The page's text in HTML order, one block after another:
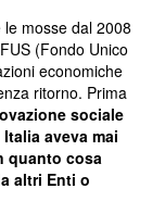
le mosse dal 2008
(Fondo Unico
economiche
ritorno. Prima
sociale
aveva mai
quanto cosa
altri Enti o